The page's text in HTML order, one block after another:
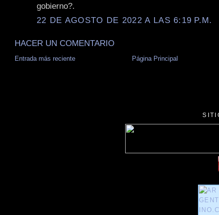
gobierno?.
22 DE AGOSTO DE 2022 A LAS 6:19 P.M.
HACER UN COMENTARIO
Entrada más reciente Página Principal